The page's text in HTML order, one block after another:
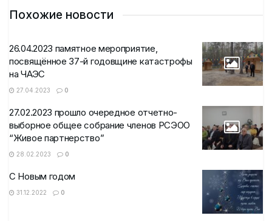
Похожие новости
26.04.2023 памятное мероприятие,
посвящённое 37-й годовщине катастрофы
на ЧАЭС
27.04.2023 0
27.02.2023 прошло очередное отчетно-
выборное общее собрание членов РСЭОО
“Живое партнерство”
28.02.2023 0
С Новым годом
31.12.2022 0